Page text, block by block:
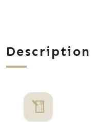
Description